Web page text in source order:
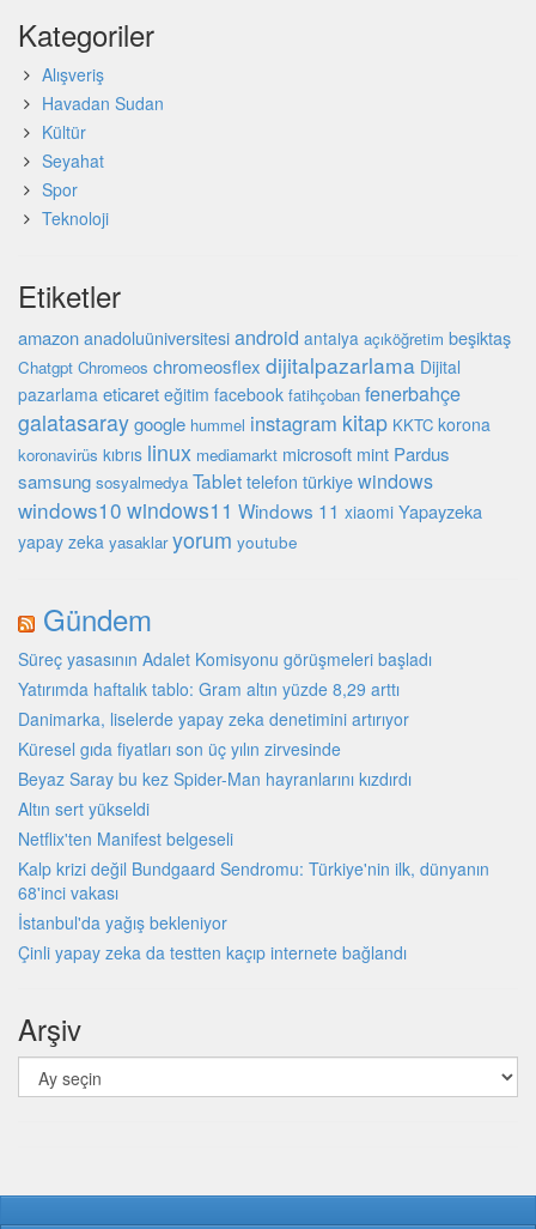
Kategoriler
Alışveriş
Havadan Sudan
Kültür
Seyahat
Spor
Teknoloji
Etiketler
amazon anadoluüniversitesi android antalya açıköğretim beşiktaş
Chatgpt Chromeos chromeosflex dijitalpazarlama Dijital
pazarlama eticaret eğitim facebook fatihçoban fenerbahçe
galatasaraygoogle hummel instagram kitap KKTC korona
koronavirüs kıbrıs linux mediamarkt microsoft mint Pardus
samsung sosyalmedya Tablet telefon türkiyewindows
windows10 windows11 Windows 11 xiaomi Yapayzeka
yapay zeka yasaklar yorum youtube
Gündem
Süreç yasasının Adalet Komisyonu görüşmeleri başladı
Yatırımda haftalık tablo: Gram altın yüzde 8,29 arttı
Danimarka, liselerde yapay zeka denetimini artırıyor
Küresel gıda fiyatları son üç yılın zirvesinde
Beyaz Saray bu kez Spider-Man hayranlarını kızdırdı
Altın sert yükseldi
Netflix'ten Manifest belgeseli
Kalp krizi değil Bundgaard Sendromu: Türkiye'nin ilk, dünyanın
68'inci vakası
İstanbul'da yağış bekleniyor
Çinli yapay zeka da testten kaçıp internete bağlandı
Arşiv
Arşiv